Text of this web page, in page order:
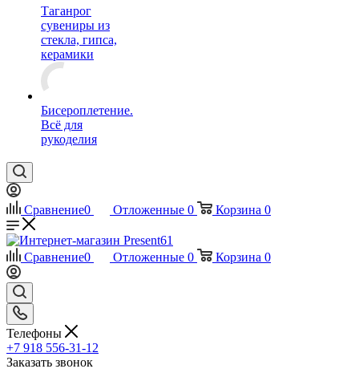
Таганрог
сувениры из
стекла, гипса,
керамики
Бисероплетение.
Всё для
рукоделия
Сравнение0 Отложенные 0 Корзина 0
Сравнение0 Отложенные 0 Корзина 0
Телефоны
+7 918 556-31-12
Заказать звонок